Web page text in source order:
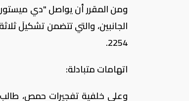
ومن المقرر أن يواصل "دي
الجانبين، والتي تتضمن تشكيلَ
2254.
اتهامات متبادلة:
وعلى خلفية تفجيرات حمص، طالب